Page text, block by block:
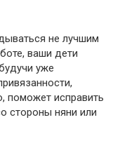
не лучшим
ваши дети
уже
поможет исправить
стороны няни или